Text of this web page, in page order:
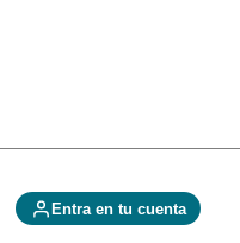
Entra en tu cuenta